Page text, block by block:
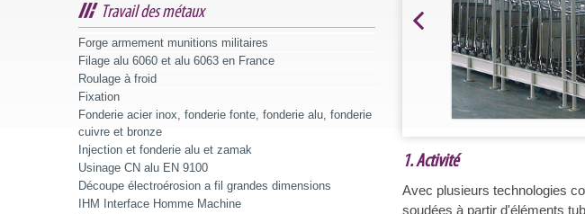
Travail des métaux
Forge armement munitions militaires
Filage alu 6060 et alu 6063 en France
Roulage à froid
Fixation
Fonderie acier inox, fonderie fonte, fonderie alu, fonderie
cuivre et bronze
Injection et fonderie alu et zamak
Usinage CN alu EN 9100
Découpe électroérosion a fil grandes dimensions
IHM Interface Homme Machine
1. Activité
Avec plusieurs technologies
soudées à partir d'éléments